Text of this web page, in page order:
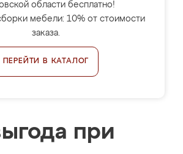
области бесплатно!
мебели: 10% от стоимости
заказа.
ПЕРЕЙТИ В КАТАЛОГ
при